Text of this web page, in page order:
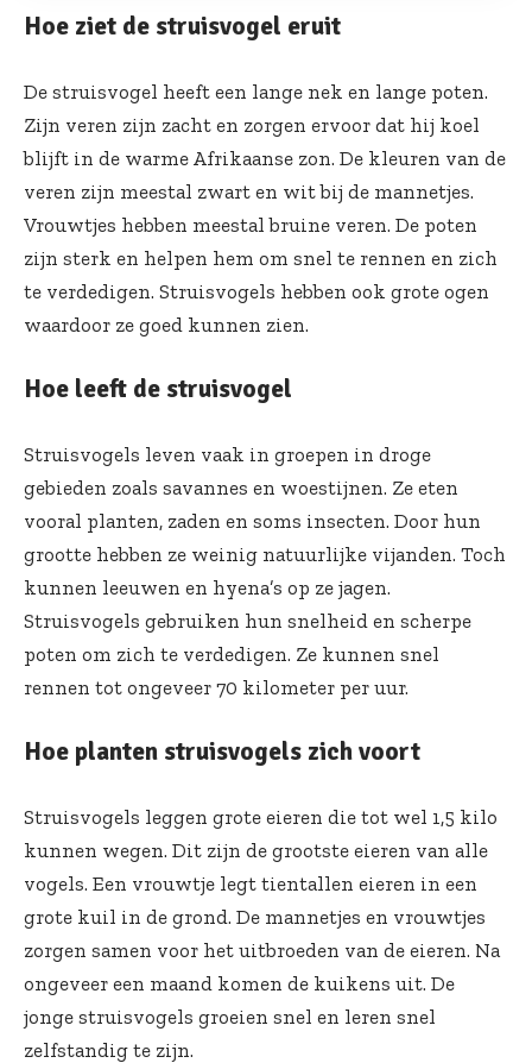
Hoe ziet de struisvogel eruit
De struisvogel heeft een lange nek en lange poten.
Zijn veren zijn zacht en zorgen ervoor dat hij koel
blijft in de warme Afrikaanse zon. De kleuren van de
veren zijn meestal zwart en wit bij de mannetjes.
Vrouwtjes hebben meestal bruine veren. De poten
zijn sterk en helpen hem om snel te rennen en zich
te verdedigen. Struisvogels hebben ook grote ogen
waardoor ze goed kunnen zien.
Hoe leeft de struisvogel
Struisvogels leven vaak in groepen in droge
gebieden zoals savannes en woestijnen. Ze eten
vooral planten, zaden en soms insecten. Door hun
grootte hebben ze weinig natuurlijke vijanden. Toch
kunnen leeuwen en hyena’s op ze jagen.
Struisvogels gebruiken hun snelheid en scherpe
poten om zich te verdedigen. Ze kunnen snel
rennen tot ongeveer 70 kilometer per uur.
Hoe planten struisvogels zich voort
Struisvogels leggen grote eieren die tot wel 1,5 kilo
kunnen wegen. Dit zijn de grootste eieren van alle
vogels. Een vrouwtje legt tientallen eieren in een
grote kuil in de grond. De mannetjes en vrouwtjes
zorgen samen voor het uitbroeden van de eieren. Na
ongeveer een maand komen de kuikens uit. De
jonge struisvogels groeien snel en leren snel
zelfstandig te zijn.